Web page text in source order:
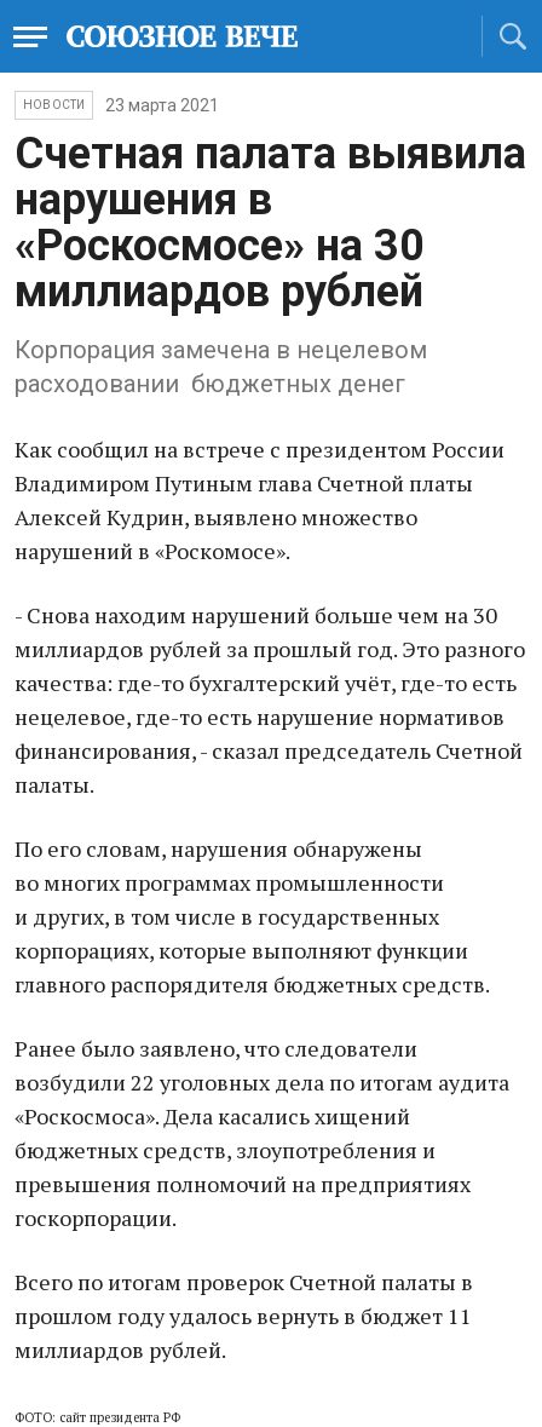
НОВОСТИ 23 марта 2021
Счетная палата выявила
нарушения в
«Роскосмосе» на 30
миллиардов рублей
Корпорация замечена в нецелевом
расходовании бюджетных денег
Как сообщил на встрече с президентом России
Владимиром Путиным глава Счетной платы
Алексей Кудрин, выявлено множество
нарушений в «Роскомосе».
- Снова находим нарушений больше чем на 30
миллиардов рублей за прошлый год. Это разного
качества: где-то бухгалтерский учёт, где-то есть
нецелевое, где-то есть нарушение нормативов
финансирования, - сказал председатель Счетной
палаты.
По его словам, нарушения обнаружены
во многих программах промышленности
и других, в том числе в государственных
корпорациях, которые выполняют функции
главного распорядителя бюджетных средств.
Ранее было заявлено, что следователи
возбудили 22 уголовных дела по итогам аудита
«Роскосмоса». Дела касались хищений
бюджетных средств, злоупотребления и
превышения полномочий на предприятиях
госкорпорации.
Всего по итогам проверок Счетной палаты в
прошлом году удалось вернуть в бюджет 11
миллиардов рублей.
ФОТО: сайт президента РФ